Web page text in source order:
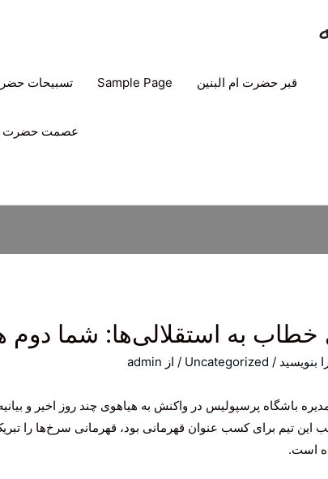
قبر حضرت ام البنین Sample Page تسبیحات
عصمت حضرت
خطاب به استقلالی‌ها: شما دوم
بنویسید /
Uncategorized / از admin
باشگاه پرسپولیس در واکنش به هیاهوی چند روز اخیر و
این تیم برای کسب عنوان قهرمانی بود، قهرمانی سرخ‌ها را
است.